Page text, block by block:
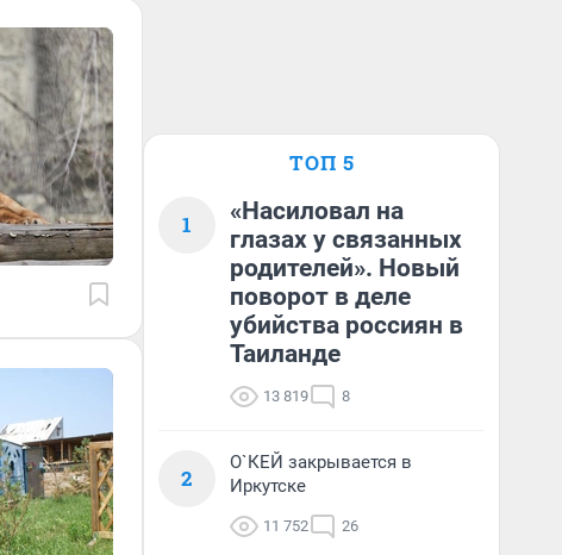
ТОП 5
1
«Насиловал на
глазах у связанных
родителей». Новый
поворот в деле
убийства россиян в
Таиланде
13 819 8
2
О`КЕЙ закрывается в
Иркутске
11 752 26